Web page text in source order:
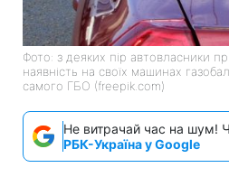
Фото: з деяких пір автовласники
наявність на своїх машинах
самого ГБО (freepik.com)
Не витрачай час на шум!
РБК-Україна у Google